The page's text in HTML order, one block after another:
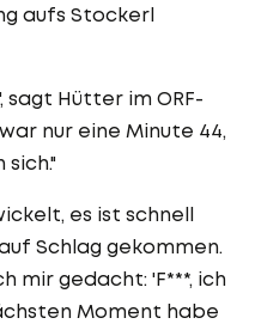
aufs Stockerl
sagt Hütter im ORF-
nur eine Minute 44,
es ist schnell
Schlag gekommen.
mir gedacht: 'F***, ich
Moment habe